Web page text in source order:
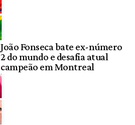
João Fonseca bate ex-número
2 do mundo e desafia atual
campeão em Montreal